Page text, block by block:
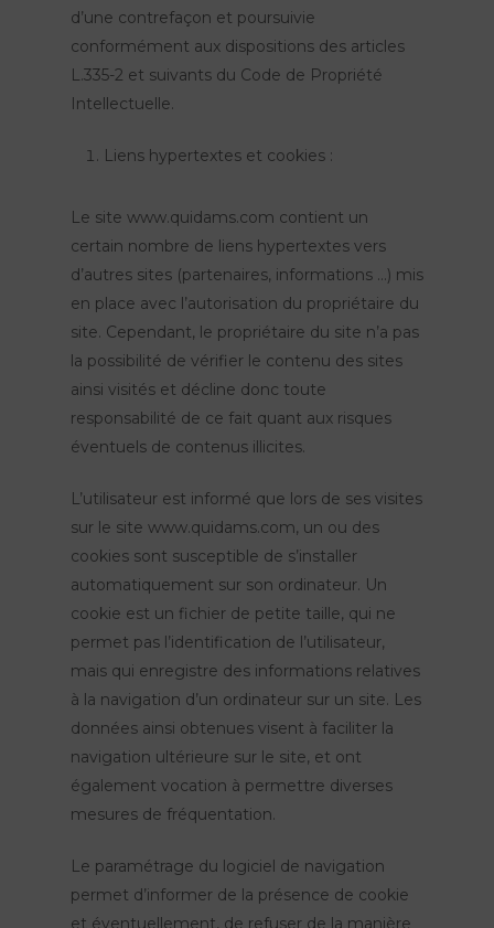
d’une contrefaçon et poursuivie
conformément aux dispositions des articles
L.335-2 et suivants du Code de Propriété
Intellectuelle.
Liens hypertextes et cookies :
Le site www.quidams.com contient un
certain nombre de liens hypertextes vers
d’autres sites (partenaires, informations …) mis
en place avec l’autorisation du propriétaire du
site. Cependant, le propriétaire du site n’a pas
la possibilité de vérifier le contenu des sites
ainsi visités et décline donc toute
responsabilité de ce fait quant aux risques
éventuels de contenus illicites.
L’utilisateur est informé que lors de ses visites
sur le site www.quidams.com, un ou des
cookies sont susceptible de s’installer
automatiquement sur son ordinateur. Un
cookie est un fichier de petite taille, qui ne
permet pas l’identification de l’utilisateur,
mais qui enregistre des informations relatives
à la navigation d’un ordinateur sur un site. Les
données ainsi obtenues visent à faciliter la
navigation ultérieure sur le site, et ont
également vocation à permettre diverses
mesures de fréquentation.
Le paramétrage du logiciel de navigation
permet d’informer de la présence de cookie
et éventuellement, de refuser de la manière